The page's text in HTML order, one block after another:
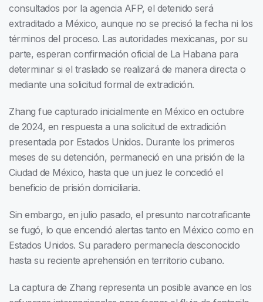
consultados por la agencia AFP, el detenido será
extraditado a México, aunque no se precisó la fecha ni los
términos del proceso. Las autoridades mexicanas, por su
parte, esperan confirmación oficial de La Habana para
determinar si el traslado se realizará de manera directa o
mediante una solicitud formal de extradición.
Zhang fue capturado inicialmente en México en octubre
de 2024, en respuesta a una solicitud de extradición
presentada por Estados Unidos. Durante los primeros
meses de su detención, permaneció en una prisión de la
Ciudad de México, hasta que un juez le concedió el
beneficio de prisión domiciliaria.
Sin embargo, en julio pasado, el presunto narcotraficante
se fugó, lo que encendió alertas tanto en México como en
Estados Unidos. Su paradero permanecía desconocido
hasta su reciente aprehensión en territorio cubano.
La captura de Zhang representa un posible avance en los